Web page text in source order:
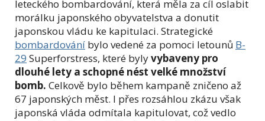
leteckého bombardování, která měla za cíl oslabit
morálku japonského obyvatelstva a donutit
japonskou vládu ke kapitulaci. Strategické
bombardování bylo vedené za pomoci letounů B-
29 Superforstress, které bylyvybaveny pro
dlouhé lety a schopné nést velké množství
bomb. Celkově bylo během kampaně zničeno až
67 japonských měst. I přes rozsáhlou zkázu však
japonská vláda odmítala kapitulovat, což vedlo